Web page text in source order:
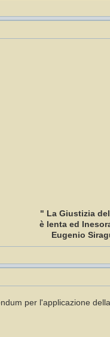
" La Giustizia
è lenta ed
Eugenio
per l'applicazione